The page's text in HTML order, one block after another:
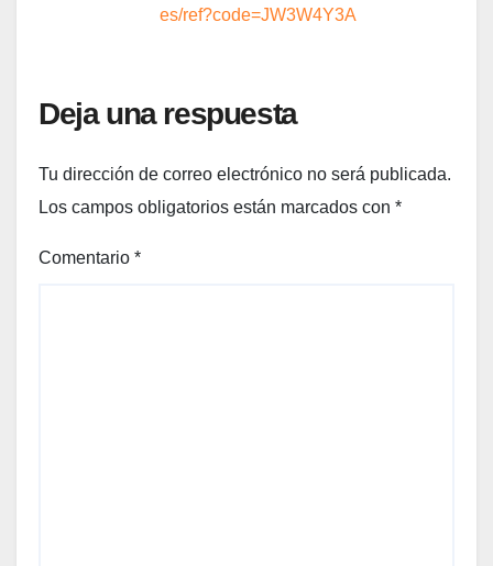
es/ref?code=JW3W4Y3A
Deja una respuesta
Tu dirección de correo electrónico no será publicada.
Los campos obligatorios están marcados con *
Comentario *